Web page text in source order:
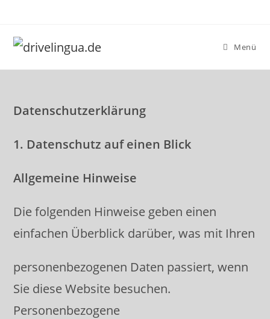
springen
Menü
Datenschutzerklärung
1. Datenschutz auf einen Blick
Allgemeine Hinweise
Die folgenden Hinweise geben einen
einfachen Überblick darüber, was mit Ihren
personenbezogenen Daten passiert, wenn
Sie diese Website besuchen.
Personenbezogene